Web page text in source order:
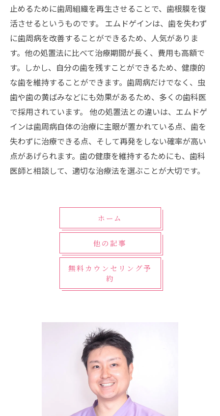
止めるために歯周組織を再生させることで、歯根膜を復
活させるというものです。 エムドゲインは、歯を失わず
に歯周病を改善することができるため、人気がありま
す。他の処置法に比べて治療期間が長く、費用も高額で
す。しかし、自分の歯を残すことができるため、健康的
な歯を維持することができます。歯周病だけでなく、虫
歯や歯の黄ばみなどにも効果があるため、多くの歯科医
で採用されています。 他の処置法との違いは、エムドゲ
インは歯周病自体の治療に主眼が置かれている点、歯を
失わずに治療できる点、そして再発をしない確率が高い
点があげられます。歯の健康を維持するためにも、歯科
医師と相談して、適切な治療法を選ぶことが大切です。
ホーム
他の記事
無料カウンセリング予
約